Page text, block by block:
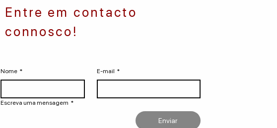
Entre em contacto
connosco!
Nome * E-mail *
Escreva uma mensagem *
Enviar